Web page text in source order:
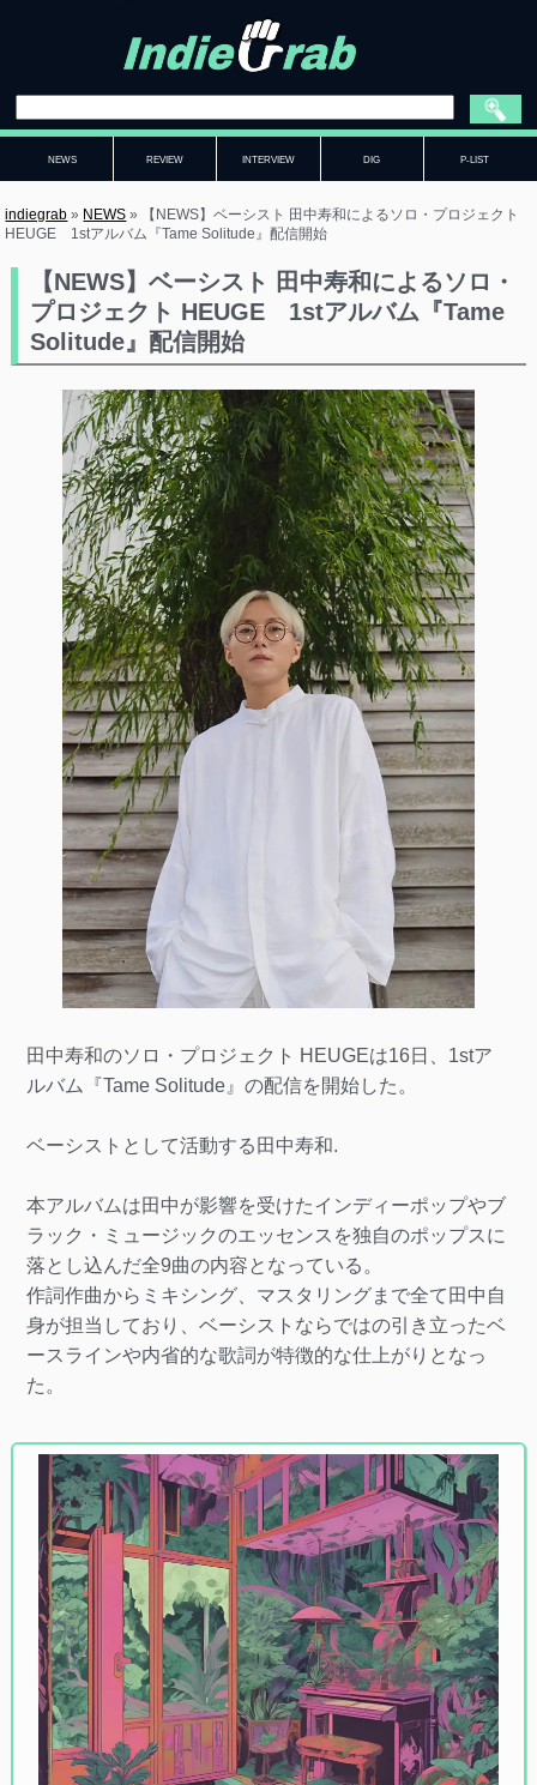
NEWS REVIEW INTERVIEW DIG P-LIST
indiegrab » NEWS »
【NEWS】ベーシスト 田中寿和によるソロ・プロジェクト
HEUGE 1stアルバム『Tame Solitude』配信開始
【NEWS】ベーシスト 田中寿和によるソロ・
プロジェクト HEUGE 1stアルバム『Tame
Solitude』配信開始
田中寿和のソロ・プロジェクト HEUGEは16日、1stア
ルバム『Tame Solitude』の配信を開始した。
ベーシストとして活動する田中寿和.
本アルバムは田中が影響を受けたインディーポップやブ
ラック・ミュージックのエッセンスを独自のポップスに
落とし込んだ全9曲の内容となっている。
作詞作曲からミキシング、マスタリングまで全て田中自
身が担当しており、ベーシストならではの引き立ったベ
ースラインや内省的な歌詞が特徴的な仕上がりとなっ
た。